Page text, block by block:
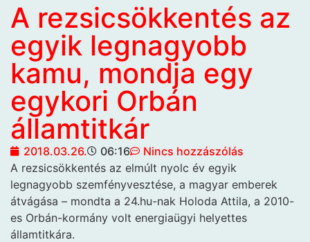
A rezsicsökkentés az
egyik legnagyobb
kamu, mondja egy
egykori Orbán
államtitkár
2018.03.26. 06:16
Nincs hozzászólás
A rezsicsökkentés az elmúlt nyolc év egyik
legnagyobb szemfényvesztése, a magyar emberek
átvágása – mondta a 24.hu-nak Holoda Attila, a 2010-
es Orbán-kormány volt energiaügyi helyettes
államtitkára.